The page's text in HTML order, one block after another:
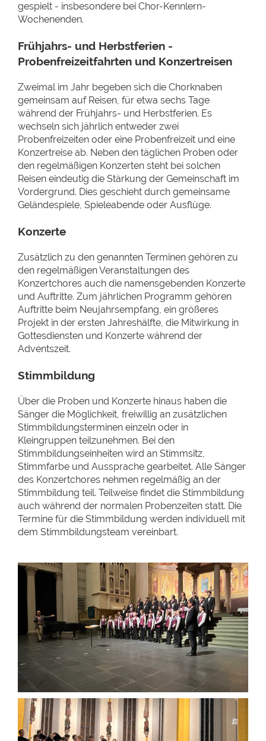
gespielt - insbesondere bei Chor-Kennlern-
Wochenenden.
Frühjahrs- und Herbstferien -
Probenfreizeitfahrten und Konzertreisen
Zweimal im Jahr begeben sich die Chorknaben
gemeinsam auf Reisen, für etwa sechs Tage
während der Frühjahrs- und Herbstferien. Es
wechseln sich jährlich entweder zwei
Probenfreizeiten oder eine Probenfreizeit und eine
Konzertreise ab. Neben den täglichen Proben oder
den regelmäßigen Konzerten steht bei solchen
Reisen eindeutig die Stärkung der Gemeinschaft im
Vordergrund. Dies geschieht durch gemeinsame
Geländespiele, Spieleabende oder Ausflüge.
Konzerte
Zusätzlich zu den genannten Terminen gehören zu
den regelmäßigen Veranstaltungen des
Konzertchores auch die namensgebenden Konzerte
und Auftritte. Zum jährlichen Programm gehören
Auftritte beim Neujahrsempfang, ein größeres
Projekt in der ersten Jahreshälfte, die Mitwirkung in
Gottesdiensten und Konzerte während der
Adventszeit.
Stimmbildung
Über die Proben und Konzerte hinaus haben die
Sänger die Möglichkeit, freiwillig an zusätzlichen
Stimmbildungsterminen einzeln oder in
Kleingruppen teilzunehmen. Bei den
Stimmbildungseinheiten wird an Stimmsitz,
Stimmfarbe und Aussprache gearbeitet. Alle Sänger
des Konzertchores nehmen regelmäßig an der
Stimmbildung teil. Teilweise findet die Stimmbildung
auch während der normalen Probenzeiten statt. Die
Termine für die Stimmbildung werden individuell mit
dem Stimmbildungsteam vereinbart.